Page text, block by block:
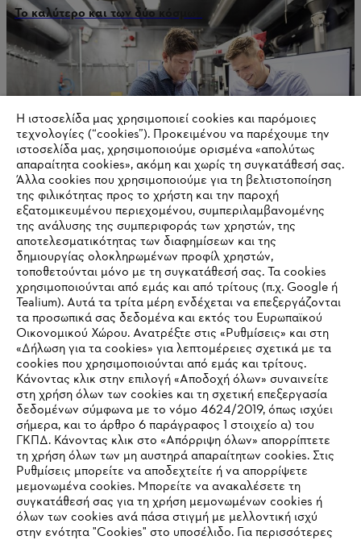
Το καλύτερο και των δύο κόσμων
Πρώτα η μπαταρία, καλύτερα η βενζίνη
Πληροφορίες για τους προμηθευτές
Προϊόντα
Επικοινωνία
Καριέρα
Σύστημα καταγγελιών
Η ιστοσελίδα μας χρησιμοποιεί cookies και παρόμοιες
τεχνολογίες (“cookies”). Προκειμένου να παρέχουμε την
ιστοσελίδα μας, χρησιμοποιούμε ορισμένα «απολύτως
απαραίτητα cookies», ακόμη και χωρίς τη συγκατάθεσή σας.
Άλλα cookies που χρησιμοποιούμε για τη βελτιστοποίηση
της φιλικότητας προς το χρήστη και την παροχή
εξατομικευμένου περιεχομένου, συμπεριλαμβανομένης
της ανάλυσης της συμπεριφοράς των χρηστών, της
αποτελεσματικότητας των διαφημίσεων και της
δημιουργίας ολοκληρωμένων προφίλ χρηστών,
τοποθετούνται μόνο με τη συγκατάθεσή σας. Τα cookies
χρησιμοποιούνται από εμάς και από τρίτους (π.χ. Google ή
Tealium). Αυτά τα τρίτα μέρη ενδέχεται να επεξεργάζονται
τα προσωπικά σας δεδομένα και εκτός του Ευρωπαϊκού
Οικονομικού Χώρου. Ανατρέξτε στις «Ρυθμίσεις» και στη
«Δήλωση για τα cookies» για λεπτομέρειες σχετικά με τα
cookies που χρησιμοποιούνται από εμάς και τρίτους.
Κάνοντας κλικ στην επιλογή «Αποδοχή όλων» συναινείτε
στη χρήση όλων των cookies και τη σχετική επεξεργασία
δεδομένων σύμφωνα με το νόμο 4624/2019, όπως ισχύει
σήμερα, και το άρθρο 6 παράγραφος 1 στοιχείο α) του
ΓΚΠΔ. Κάνοντας κλικ στο «Απόρριψη όλων» απορρίπτετε
τη χρήση όλων των μη αυστηρά απαραίτητων cookies. Στις
Ρυθμίσεις μπορείτε να αποδεχτείτε ή να απορρίψετε
μεμονωμένα cookies. Μπορείτε να ανακαλέσετε τη
συγκατάθεσή σας για τη χρήση μεμονωμένων cookies ή
όλων των cookies ανά πάσα στιγμή με μελλοντική ισχύ
στην ενότητα "Cookies" στο υποσέλιδο. Για περισσότερες